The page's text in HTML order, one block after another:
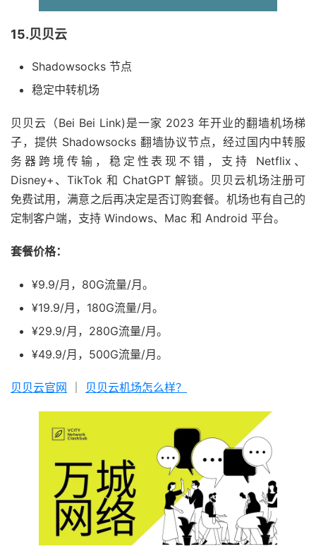
15.贝贝云
Shadowsocks 节点
稳定中转机场
贝贝云（Bei Bei Link)是一家 2023 年开业的翻墙机场梯
子，提供 Shadowsocks 翻墙协议节点，经过国内中转服
务器跨境传输，稳定性表现不错，支持 Netflix、
Disney+、TikTok 和 ChatGPT 解锁。贝贝云机场注册可
免费试用，满意之后再决定是否订购套餐。机场也有自己的
定制客户端，支持 Windows、Mac 和 Android 平台。
套餐价格：
¥9.9/月，80G流量/月。
¥19.9/月，180G流量/月。
¥29.9/月，280G流量/月。
¥49.9/月，500G流量/月。
贝贝云官网 贝贝云机场怎么样？